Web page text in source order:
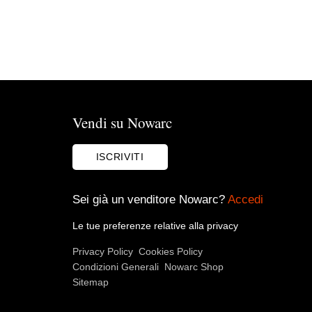
Vendi su Nowarc
ISCRIVITI
Sei già un venditore Nowarc? Accedi
Le tue preferenze relative alla privacy
Privacy Policy Cookies Policy
Condizioni Generali Nowarc Shop
Sitemap